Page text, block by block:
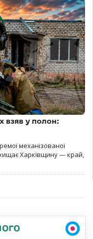
взяв у полон:
механізованої
Харківщину — край,